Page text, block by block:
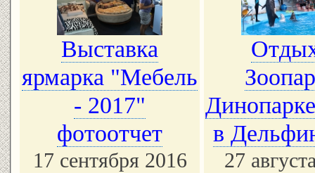
Выставка
ярмарка "Мебель
- 2017"
фотоотчет
17 сентября 2016
в
27